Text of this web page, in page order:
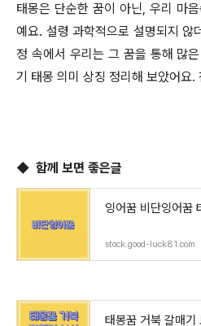
태몽은 단순한 꿈이 아닌, 우리 마
예요. 설령 과학적으로 설명되지 않
정 속에서 우리는 그 꿈을 통해 많
기 태몽 의미 상징 정리해 보았어요.
◆ 함께 보면 좋은글
잉어꿈 비단잉어꿈
stock.good-luck81.com
태몽꿈 거북 갈매기